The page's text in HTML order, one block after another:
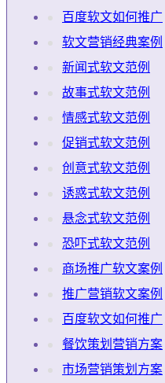
百度软文如何推广
软文营销经典案例
新闻式软文范例
故事式软文范例
情感式软文范例
促销式软文范例
创意式软文范例
诱惑式软文范例
悬念式软文范例
恐吓式软文范例
商场推广软文案例
推广营销软文案例
百度软文如何推广
餐饮策划营销方案
市场营销策划方案